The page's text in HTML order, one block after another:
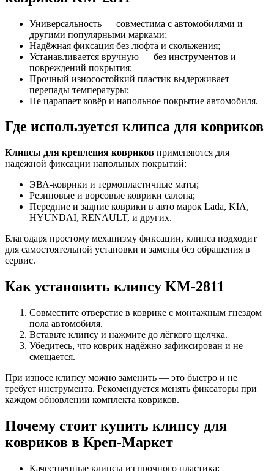
Универсальность — совместима с автомобилями и
другими популярными марками;
Надёжная фиксация без люфта и скольжения;
Устанавливается вручную — без инструментов и
повреждений покрытия;
Прочный износостойкий пластик выдерживает
перепады температуры;
Не царапает ковёр и напольное покрытие автомобиля.
Где используется клипса для ковриков
Клипсы для крепления ковриков применяются для
надёжной фиксации напольных покрытий:
ЭВА-коврики и термопластичные маты;
Резиновые и ворсовые коврики салона;
Передние и задние коврики в авто марок Lada, KIA,
HYUNDAI, RENAULT, и других.
Благодаря простому механизму фиксации, клипса подходит
для самостоятельной установки и замены без обращения в
сервис.
Как установить клипсу KM-2811
Совместите отверстие в коврике с монтажным гнездом
пола автомобиля.
Вставьте клипсу и нажмите до лёгкого щелчка.
Убедитесь, что коврик надёжно зафиксирован и не
смещается.
При износе клипсу можно заменить — это быстро и не
требует инструмента. Рекомендуется менять фиксаторы при
каждом обновлении комплекта ковриков.
Почему стоит купить клипсу для
ковриков в Креп-Маркет
Качественные клипсы из прочного пластика;